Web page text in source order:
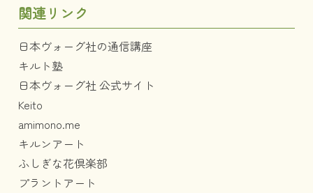
関連リンク
日本ヴォーグ社の通信講座
キルト塾
日本ヴォーグ社 公式サイト
Keito
amimono.me
キルンアート
ふしぎな花倶楽部
プラントアート